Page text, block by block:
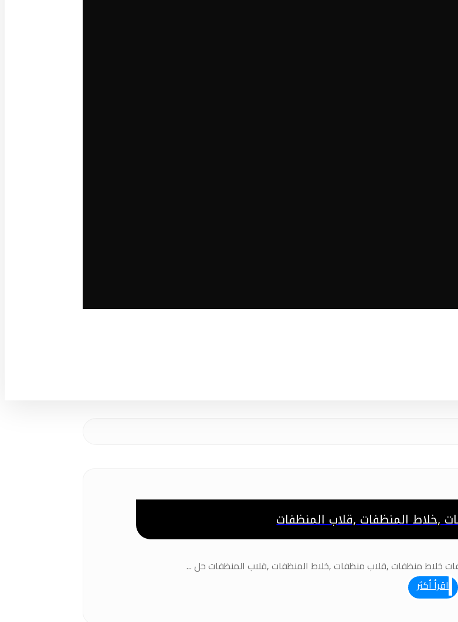
,خلاط المنظفات ,قلاب المنظفات
خلاط منظفات ,قلاب منظفات ,خلاط المنظفات ,قلاب المنظفات حل ...
اقرأ أكثر